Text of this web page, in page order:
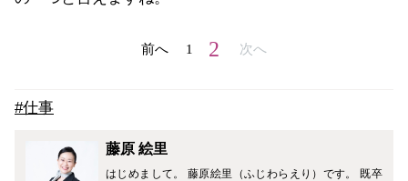
前へ 1 2 次へ
#仕事
藤原 絵里
はじめまして。 藤原絵里（ふじわらえり）です。 既卒